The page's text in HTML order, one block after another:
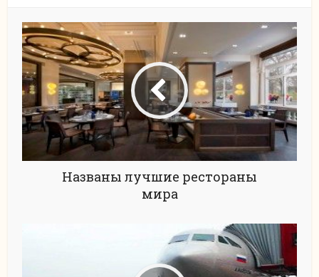
Названы лучшие рестораны
мира